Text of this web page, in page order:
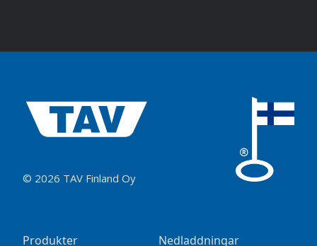
© 2026 TAV Finland Oy
Produkter Nedladdningar